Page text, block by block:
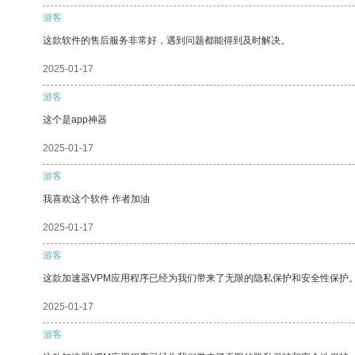
游客
这款软件的售后服务非常好，遇到问题都能得到及时解决。
2025-01-17
游客
这个是app神器
2025-01-17
游客
我喜欢这个软件 作者加油
2025-01-17
游客
这款加速器VPM应用程序已经为我们带来了无限的隐私保护和安全性保护
2025-01-17
游客